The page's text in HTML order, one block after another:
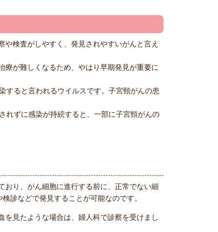
検査がしやすく、発見されやすいがんと言え
が難しくなるため、やはり早期発見が重要に
すると言われるウイルスです。子宮頸がんの患
れずに感染が持続すると、一部に子宮頸がんの
おり、がん細胞に進行する前に、正常でない細
診などで発見することが可能なのです。
見たような場合は、婦人科で診察を受けまし